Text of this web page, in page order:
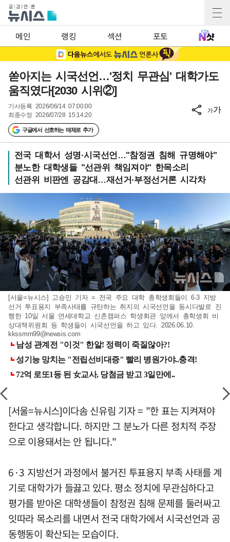
메인 랭킹 섹션 포토
쏟아지는 시국선언…'정치 무관심' 대학가도
움직였다[2030 시위②]
기사등록 2026/06/14 07:00:00
최종수정 2026/07/28 15:14:20
구글에서 선호하는 매체로 추가
가가
전국 대학서 성명·시국선언…"참정권 침해 규명해야"
분노한 대학생들 "선관위 책임져야" 한목소리
선관위 비판엔 공감대…재선거·부정선거론 시각차
[서울=뉴시스] 고승민 기자 = 전국 주요 대학 총학생회들이 6·3 지방
선거 투표용지 부족사태를 규탄하는 취지의 시국선언을 동시다발로 진
행한 10일 서울 연세대학교 신촌캠퍼스 학생회관 앞에서 총학생회 비
상대책위원회 등 학생들이 시국선언을 하고 있다. 2026.06.10.
kkssmm99@newsis.com
[서울=뉴시스]이다솜 신유림 기자 = "한 표는 지켜져야
한다고 생각합니다. 하지만 그 분노가 다른 정치적 주장
으로 이용돼서는 안 됩니다."
6·3 지방선거 과정에서 불거진 투표용지 부족 사태를 계
기로 대학가가 들끓고 있다. 평소 정치에 무관심하다고
평가를 받아온 대학생들이 참정권 침해 문제를 둘러싸고
잇따라 목소리를 내면서 전국 대학가에서 시국선언과 공
동행동이 확산되는 모습이다.